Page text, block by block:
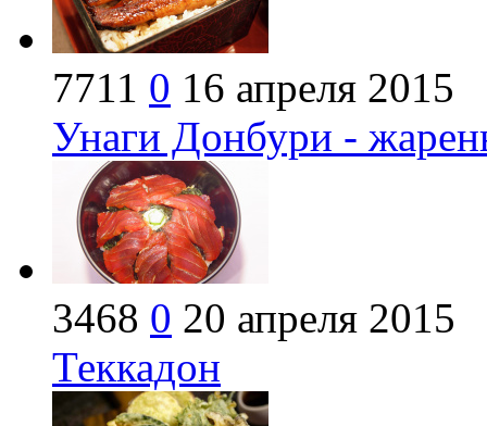
7711 0 16 апреля 2015
Унаги Донбури -
3468 0 20 апреля 2015
Теккадон